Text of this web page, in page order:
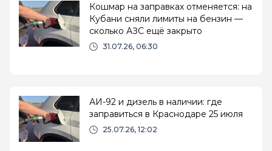
Кошмар на заправках отменяется: на
Кубани сняли лимиты на бензин —
сколько АЗС ещё закрыто
31.07.26, 06:30
АИ-92 и дизель в наличии: где
заправиться в Краснодаре 25 июля
25.07.26, 12:02